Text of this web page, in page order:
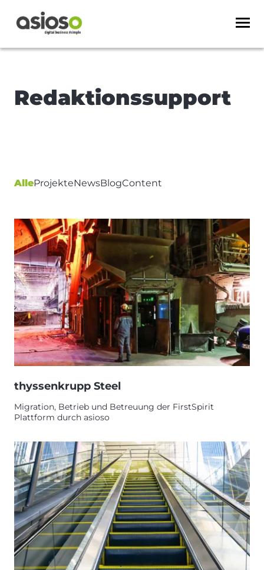
Redaktionssupport
AlleProjekteNewsBlogContent
thyssenkrupp Steel
Migration, Betrieb und Betreuung der FirstSpirit
Plattform durch asioso